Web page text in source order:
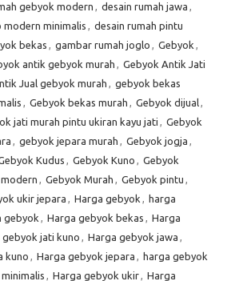
gebyok modern , desain rumah jawa ,
modern minimalis , desain rumah pintu
bekas , gambar rumah joglo , Gebyok ,
antik gebyok murah , Gebyok Antik Jati
Jual gebyok murah , gebyok bekas
, Gebyok bekas murah , Gebyok dijual,
jati murah pintu ukiran kayu jati , Gebyok
, gebyok jepara murah , Gebyok jogja ,
Kudus , Gebyok Kuno , Gebyok
, Gebyok Murah , Gebyok pintu ,
ukir jepara , Harga gebyok , harga
gebyok , Harga gebyok bekas , Harga
gebyok jati kuno , Harga gebyok jawa ,
kuno , Harga gebyok jepara , harga gebyok
, Harga gebyok ukir, Harga